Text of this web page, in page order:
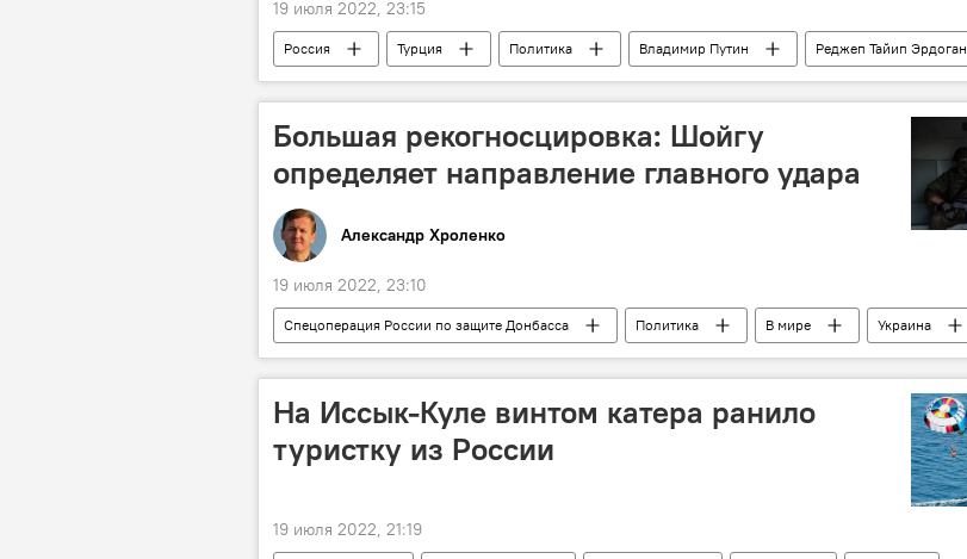
19 июля 2022, 23:15
Россия Турция Политика Владимир Путин Реджеп Тайип Эрдоган
Большая рекогносцировка: Шойгу
определяет направление главного удара
Александр Хроленко
19 июля 2022, 23:10
Спецоперация России по защите Донбасса Политика В мире
Украина
Россия
спецоперация Сергей Шойгу
На Иссык-Куле винтом катера ранило
туристку из России
19 июля 2022, 21:19